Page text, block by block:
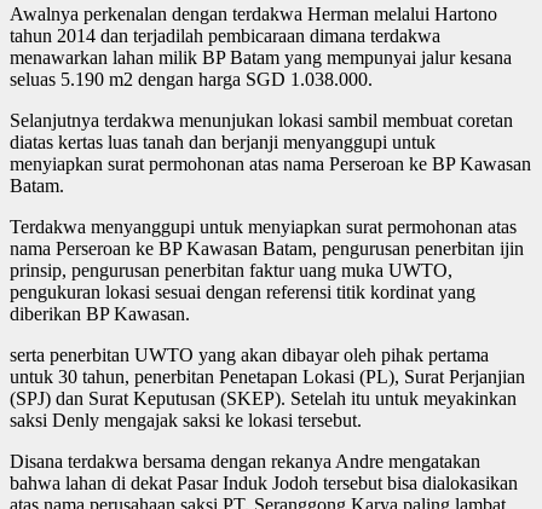
Awalnya perkenalan dengan terdakwa Herman melalui Hartono
tahun 2014 dan terjadilah pembicaraan dimana terdakwa
menawarkan lahan milik BP Batam yang mempunyai jalur kesana
seluas 5.190 m2 dengan harga SGD 1.038.000.
Selanjutnya terdakwa menunjukan lokasi sambil membuat coretan
diatas kertas luas tanah dan berjanji menyanggupi untuk
menyiapkan surat permohonan atas nama Perseroan ke BP Kawasan
Batam.
Terdakwa menyanggupi untuk menyiapkan surat permohonan atas
nama Perseroan ke BP Kawasan Batam, pengurusan penerbitan ijin
prinsip, pengurusan penerbitan faktur uang muka UWTO,
pengukuran lokasi sesuai dengan referensi titik kordinat yang
diberikan BP Kawasan.
serta penerbitan UWTO yang akan dibayar oleh pihak pertama
untuk 30 tahun, penerbitan Penetapan Lokasi (PL), Surat Perjanjian
(SPJ) dan Surat Keputusan (SKEP). Setelah itu untuk meyakinkan
saksi Denly mengajak saksi ke lokasi tersebut.
Disana terdakwa bersama dengan rekanya Andre mengatakan
bahwa lahan di dekat Pasar Induk Jodoh tersebut bisa dialokasikan
atas nama perusahaan saksi PT. Seranggong Karya paling lambat